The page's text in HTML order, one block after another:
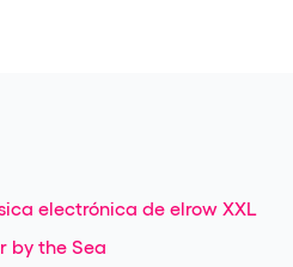
electrónica de elrow XXL
by the Sea